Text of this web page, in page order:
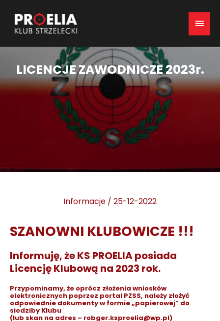
Main
LICENCJE ZAWODNICZE 2023r.
Informacje / 25-12-2022
SZANOWNI KLUBOWICZE !!!
Informuję, że KS PROELIA posiada
Licencję Klubową na 2023 rok.
Przypominamy, że oprócz złożenia wniosków
elektronicznych poprzez portal PZSS, należy złożyć
odpowiednie dokumenty w formie „papierowej” do
siedziby Klubu
(lub skan na adres – robger.ksproelia@wp.pl)